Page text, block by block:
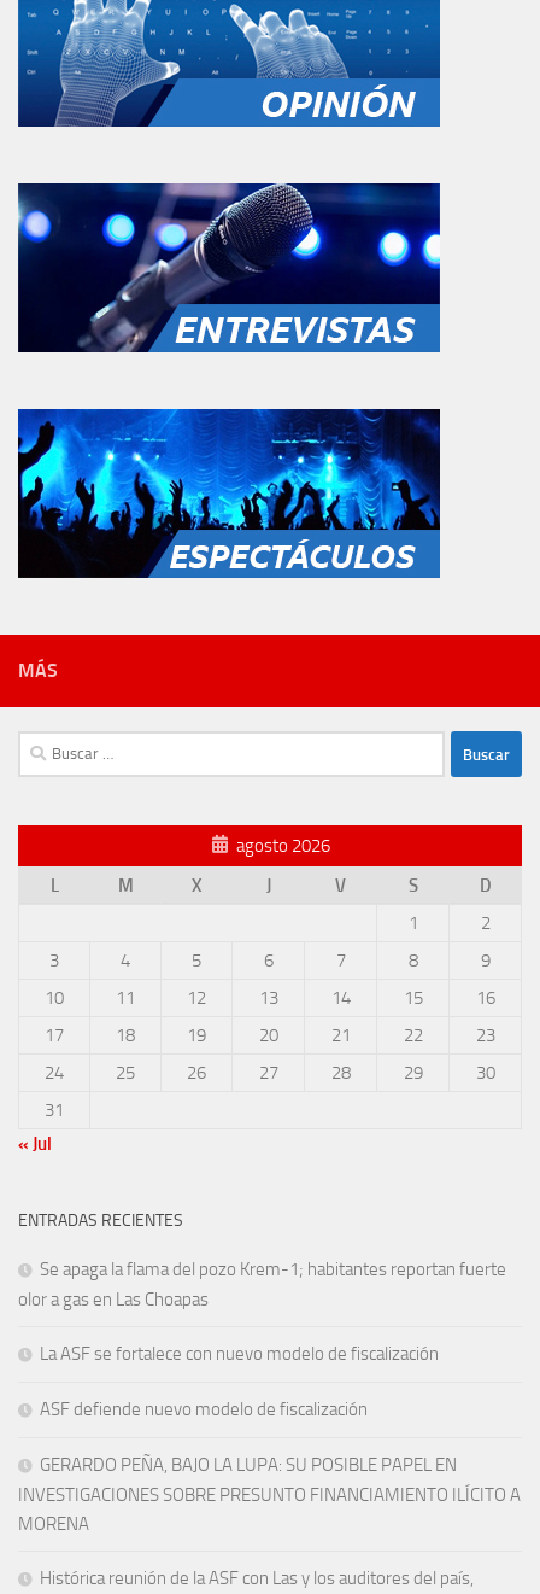
MÁS
Buscar:
agosto 2026
L
M X J V S
D
1
2
3
4 5 6 7 8
9
10
11 12 13 14 15
16
17
18 19 20 21 22
23
24
25 26 27 28 29
30
31
« Jul
ENTRADAS RECIENTES
Se apaga la flama del pozo Krem-1; habitantes reportan fuerte
olor a gas en Las Choapas
La ASF se fortalece con nuevo modelo de fiscalización
ASF defiende nuevo modelo de fiscalización
GERARDO PEÑA, BAJO LA LUPA: SU POSIBLE PAPEL EN
INVESTIGACIONES SOBRE PRESUNTO FINANCIAMIENTO ILÍCITO A
MORENA
Histórica reunión de la ASF con Las y los auditores del país,